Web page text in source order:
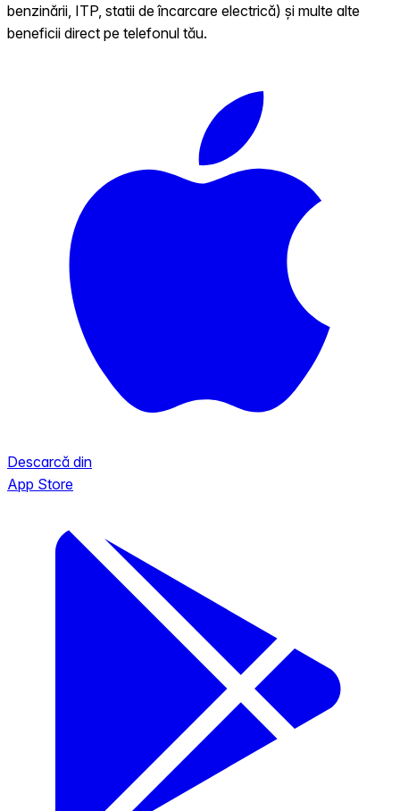
benzinării, ITP, statii de încarcare electrică) și multe alte
beneficii direct pe telefonul tău.
Descarcă din
App Store